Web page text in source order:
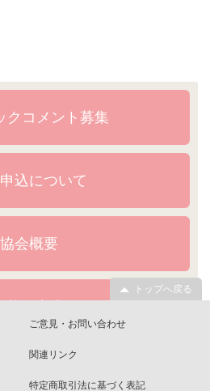
クコメント募集
込について
協会概要
トップへ戻る
ご意見・お問い合わせ
関連リンク
特定商取引法に基づく表記